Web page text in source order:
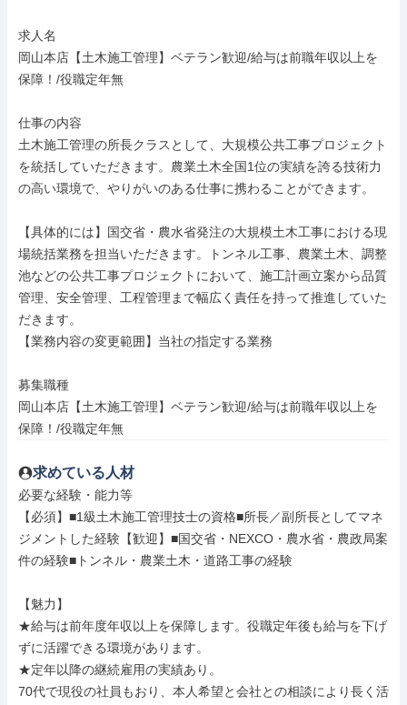
求人名
岡山本店【土木施工管理】ベテラン歓迎/給与は前職年収以上を
保障！/役職定年無
仕事の内容
土木施工管理の所長クラスとして、大規模公共工事プロジェクト
を統括していただきます。農業土木全国1位の実績を誇る技術力
の高い環境で、やりがいのある仕事に携わることができます。
【具体的には】国交省・農水省発注の大規模土木工事における現
場統括業務を担当いただきます。トンネル工事、農業土木、調整
池などの公共工事プロジェクトにおいて、施工計画立案から品質
管理、安全管理、工程管理まで幅広く責任を持って推進していた
だきます。
【業務内容の変更範囲】当社の指定する業務
募集職種
岡山本店【土木施工管理】ベテラン歓迎/給与は前職年収以上を
保障！/役職定年無
求めている人材
必要な経験・能力等
【必須】■1級土木施工管理技士の資格■所長／副所長としてマネ
ジメントした経験【歓迎】■国交省・NEXCO・農水省・農政局案
件の経験■トンネル・農業土木・道路工事の経験
【魅力】
★給与は前年度年収以上を保障します。役職定年後も給与を下げ
ずに活躍できる環境があります。
★定年以降の継続雇用の実績あり。
70代で現役の社員もおり、本人希望と会社との相談により長く活